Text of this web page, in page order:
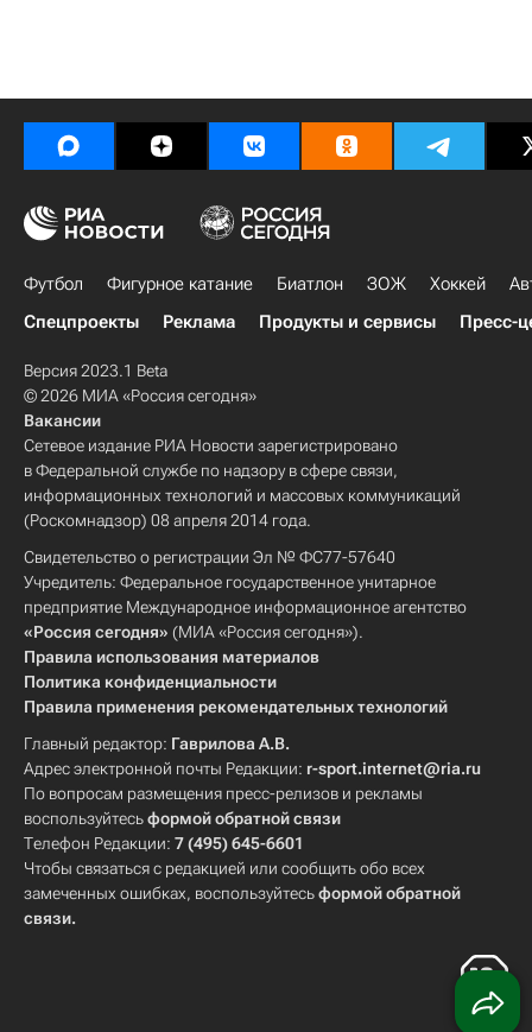
Футбол Фигурное катание Биатлон ЗОЖ Хоккей
Спецпроекты
Реклама Продукты и сервисы Пресс-
Версия 2023.1 Beta
© 2026 МИА «Россия сегодня»
Вакансии
Сетевое издание РИА Новости зарегистрировано
в Федеральной службе по надзору в сфере связи,
информационных технологий и массовых коммуникаций
(Роскомнадзор) 08 апреля 2014 года.
Свидетельство о регистрации Эл № ФС77-57640
Учредитель: Федеральное государственное унитарное
предприятие Международное информационное агентство
«Россия сегодня» (МИА «Россия сегодня»).
Правила использования материалов
Политика конфиденциальности
Правила применения рекомендательных технологий
Главный редактор: Гаврилова А.В.
Адрес электронной почты Редакции: r-sport.internet@ria.ru
По вопросам размещения пресс-релизов и рекламы
воспользуйтесьформой обратной связи
Телефон Редакции: 7 (495) 645-6601
Чтобы связаться с редакцией или сообщить обо всех
замеченных ошибках, воспользуйтесьформой обратной
связи.